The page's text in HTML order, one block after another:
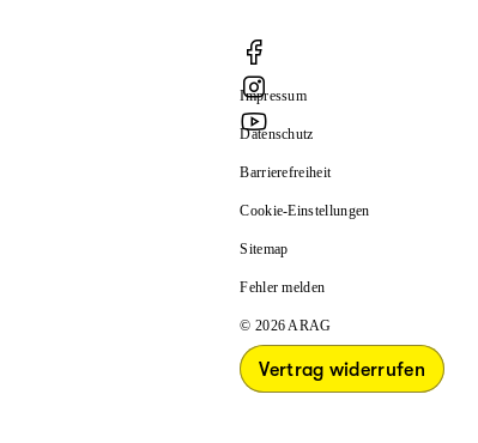
Impressum
Datenschutz
Barrierefreiheit
Cookie-Einstellungen
Sitemap
Fehler melden
© 2026 ARAG
Vertrag widerrufen